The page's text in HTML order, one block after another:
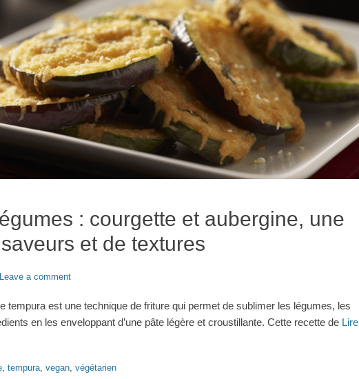
: courgette et aubergine, une
et de textures
Leave a comment
tempura est une technique de friture qui permet de sublimer les légumes, les
en les enveloppant d’une pâte légère et croustillante. Cette recette de Lire
, tempura, vegan, végétarien